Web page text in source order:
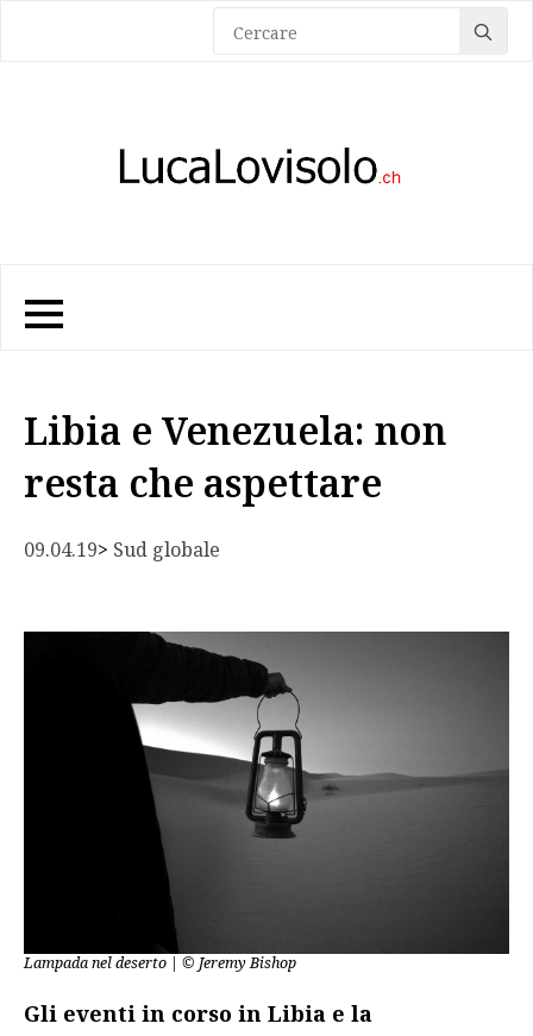
for:
Libia e Venezuela: non
resta che aspettare
09.04.19> Sud globale
Lampada nel deserto | © Jeremy Bishop
Gli eventi in corso in Libia e la